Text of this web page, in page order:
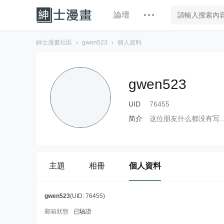
論壇
紳士漫畫社區 › gwen523 › 個人資料
gwen523
UID
76455
简介
这位朋友什么都没有写
主題 相冊 個人資料
gwen523(UID: 76455)
郵箱狀態 已驗證